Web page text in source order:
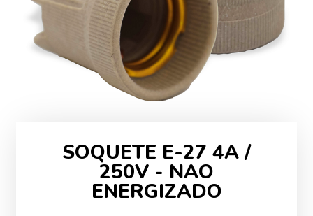
SOQUETE E-27 4A /
250V - NAO
ENERGIZADO